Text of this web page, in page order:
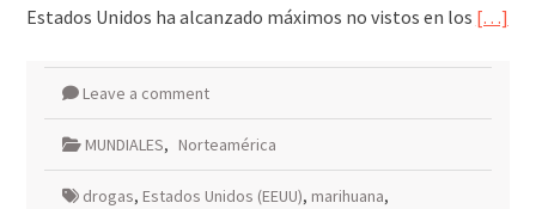
Estados Unidos ha alcanzado máximos no vistos en los […]
Leave a comment
MUNDIALES, Norteamérica
drogas, Estados Unidos (EEUU), marihuana,